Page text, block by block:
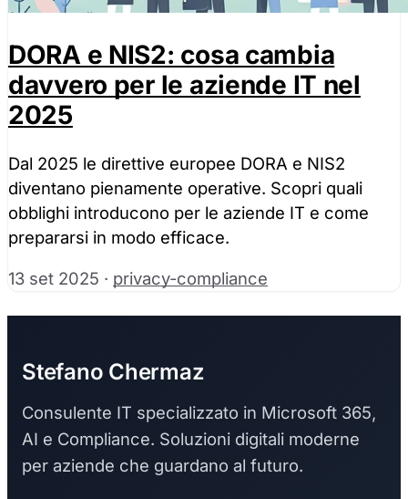
DORA e NIS2: cosa cambia
davvero per le aziende IT nel
2025
Dal 2025 le direttive europee DORA e NIS2
diventano pienamente operative. Scopri quali
obblighi introducono per le aziende IT e come
prepararsi in modo efficace.
13 set 2025 · privacy-compliance
Stefano Chermaz
Consulente IT specializzato in Microsoft 365,
AI e Compliance. Soluzioni digitali moderne
per aziende che guardano al futuro.